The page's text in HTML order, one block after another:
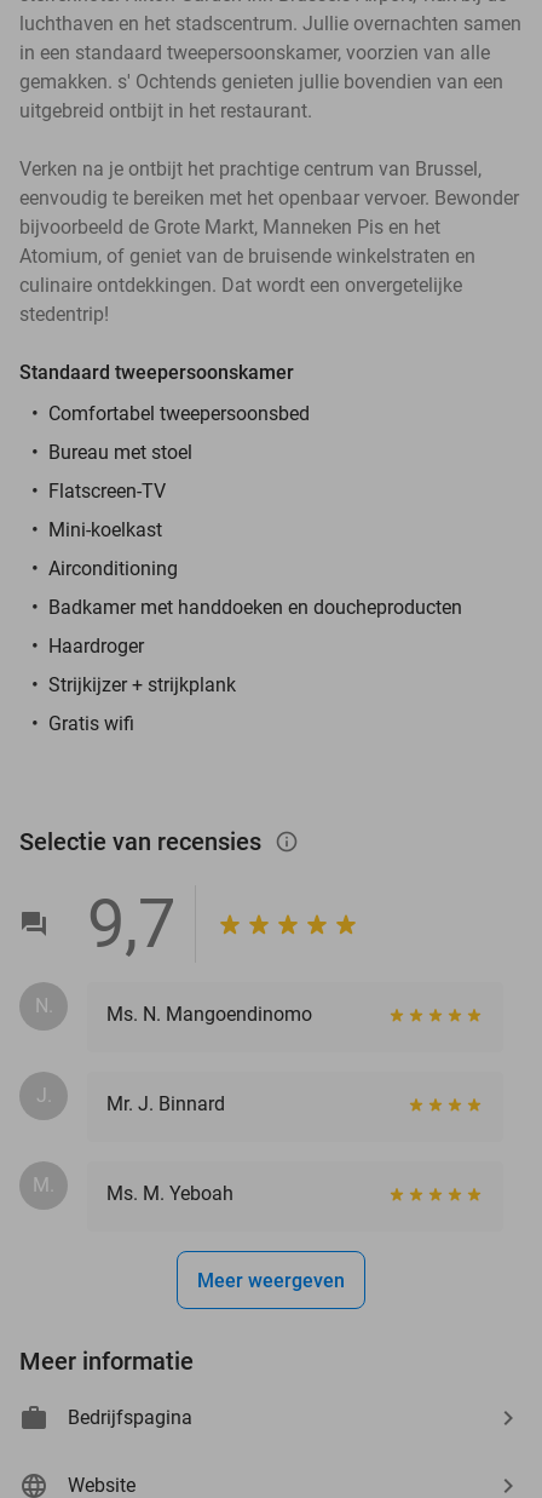
luchthaven en het stadscentrum. Jullie overnachten samen
in een standaard tweepersoonskamer, voorzien van alle
gemakken. s' Ochtends genieten jullie bovendien van een
uitgebreid ontbijt in het restaurant.
Verken na je ontbijt het prachtige centrum van Brussel,
eenvoudig te bereiken met het openbaar vervoer. Bewonder
bijvoorbeeld de Grote Markt, Manneken Pis en het
Atomium, of geniet van de bruisende winkelstraten en
culinaire ontdekkingen. Dat wordt een onvergetelijke
stedentrip!
Standaard tweepersoonskamer
Comfortabel tweepersoonsbed
Bureau met stoel
Flatscreen-TV
Mini-koelkast
Airconditioning
Badkamer met handdoeken en doucheproducten
Haardroger
Strijkijzer + strijkplank
Gratis wifi
Selectie van recensies info_outlined
9,7
N. Ms. N. Mangoendinomo
J. Mr. J. Binnard
M. Ms. M. Yeboah
Meer weergeven
Meer informatie
Bedrijfspagina
Website